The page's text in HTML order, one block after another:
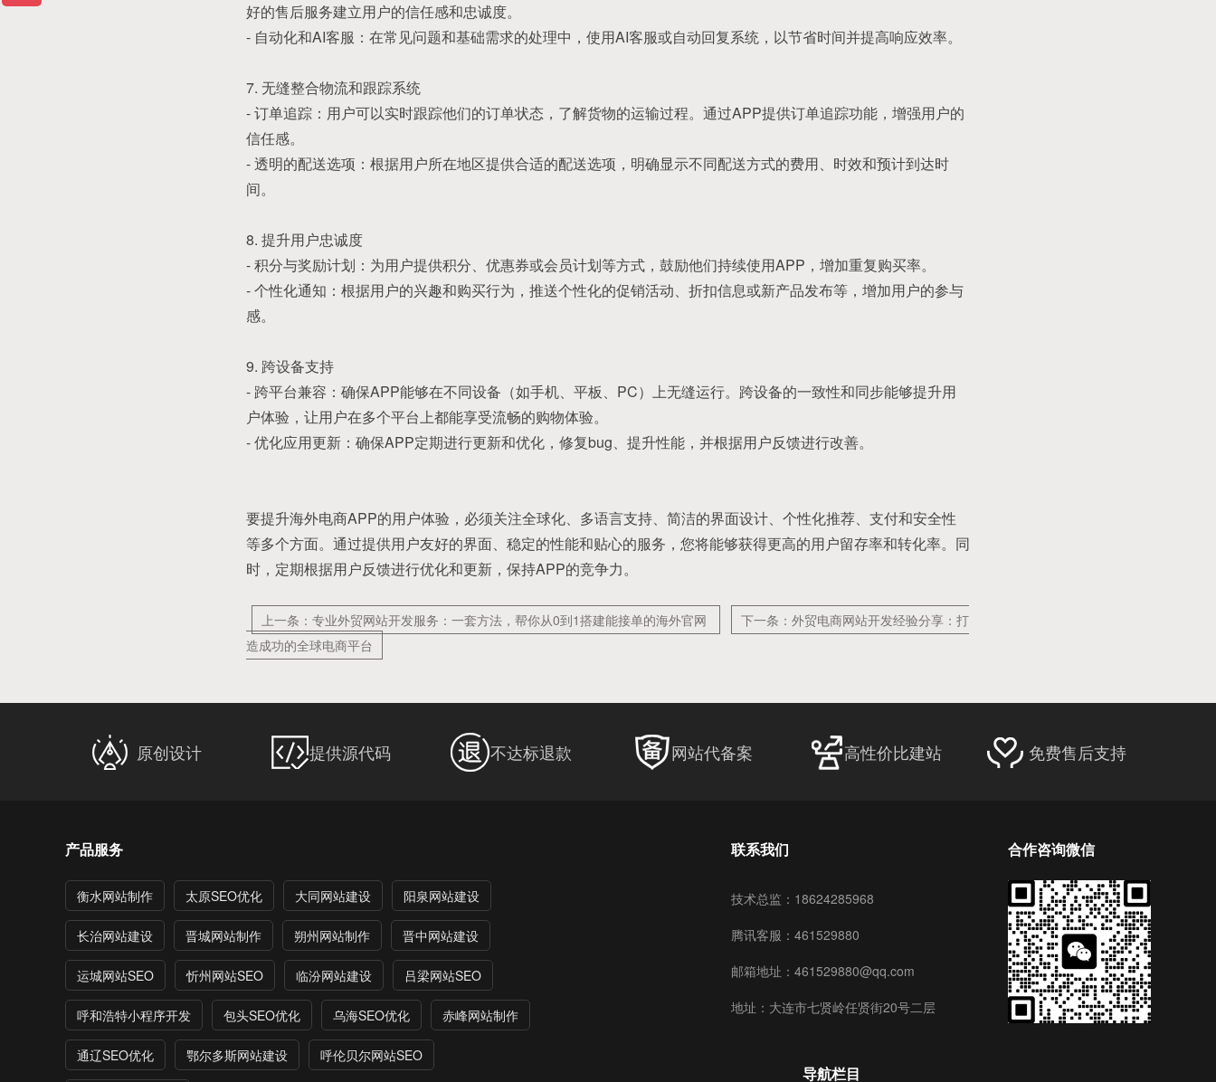
好的售后服务建立用户的信任感和忠诚度。
- 自动化和AI客服：在常见问题和基础需求的处理中，使用AI客服或自动回复系统，以节省时间并提高响应效率。
7. 无缝整合物流和跟踪系统
- 订单追踪：用户可以实时跟踪他们的订单状态，了解货物的运输过程。通过APP提供订单追踪功能，增强用户的
信任感。
- 透明的配送选项：根据用户所在地区提供合适的配送选项，明确显示不同配送方式的费用、时效和预计到达时
间。
8. 提升用户忠诚度
- 积分与奖励计划：为用户提供积分、优惠券或会员计划等方式，鼓励他们持续使用APP，增加重复购买率。
- 个性化通知：根据用户的兴趣和购买行为，推送个性化的促销活动、折扣信息或新产品发布等，增加用户的参与
感。
9. 跨设备支持
- 跨平台兼容：确保APP能够在不同设备（如手机、平板、PC）上无缝运行。跨设备的一致性和同步能够提升用
户体验，让用户在多个平台上都能享受流畅的购物体验。
- 优化应用更新：确保APP定期进行更新和优化，修复bug、提升性能，并根据用户反馈进行改善。
要提升海外电商APP的用户体验，必须关注全球化、多语言支持、简洁的界面设计、个性化推荐、支付和安全性
等多个方面。通过提供用户友好的界面、稳定的性能和贴心的服务，您将能够获得更高的用户留存率和转化率。同
时，定期根据用户反馈进行优化和更新，保持APP的竞争力。
上一条：专业外贸网站开发服务：一套方法，帮你从0到1搭建能接单的海外官网
下一条：外贸电商网站开发经验分享：打
造成功的全球电商平台
原创设计 提供源代码 不达标退款 网站代备案 高性价比建站 免费售后支持
产品服务
衡水网站制作 太原SEO优化 大同网站建设 阳泉网站建设
长治网站建设 晋城网站制作 朔州网站制作 晋中网站建设
运城网站SEO 忻州网站SEO 临汾网站建设 吕梁网站SEO
呼和浩特小程序开发 包头SEO优化 乌海SEO优化 赤峰网站制作
通辽SEO优化 鄂尔多斯网站建设 呼伦贝尔网站SEO
合作咨询微信
联系我们
技术总监：18624285968
腾讯客服：461529880
邮箱地址：461529880@qq.com
地址：大连市七贤岭任贤街20号二层
导航栏目